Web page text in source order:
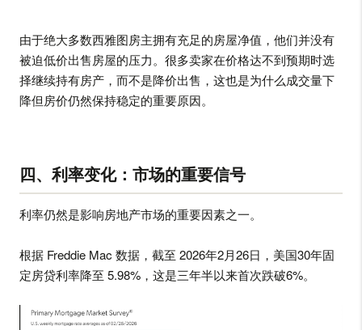
由于绝大多数西雅图房主拥有充足的房屋净值，他们并没有
被迫低价出售房屋的压力。很多卖家在价格达不到预期时选
择继续持有房产，而不是降价出售，这也是为什么成交量下
降但房价仍然保持稳定的重要原因。
四、利率变化：市场的重要信号
利率仍然是影响房地产市场的重要因素之一。
根据 Freddie Mac 数据，截至 2026年2月26日，美国30年固
定房贷利率降至 5.98%，这是三年半以来首次跌破6%。